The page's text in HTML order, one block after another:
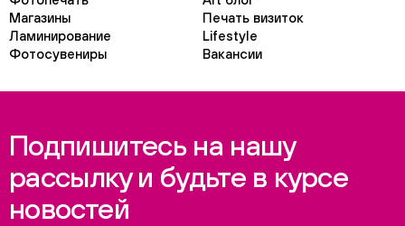
Магазины
Печать визиток
Ламинирование
Lifestyle
Фотосувениры
Вакансии
Подпишитесь на нашу
рассылку и будьте в курсе
новостей